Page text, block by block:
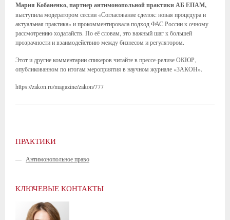
Мария Кобаненко, партнер антимонопольной практики АБ ЕПАМ,
выступила модератором сессии «Согласование сделок: новая процедура и
актуальная практика» и прокомментировала подход ФАС России к очному
рассмотрению ходатайств. По её словам, это важный шаг к большей
прозрачности и взаимодействию между бизнесом и регулятором.
Этот и другие комментарии спикеров читайте в прессе-релизе ОКЮР,
опубликованном по итогам мероприятия в научном журнале «ЗАКОН».
https://zakon.ru/magazine/zakon/777
ПРАКТИКИ
— Антимонопольное право
КЛЮЧЕВЫЕ КОНТАКТЫ